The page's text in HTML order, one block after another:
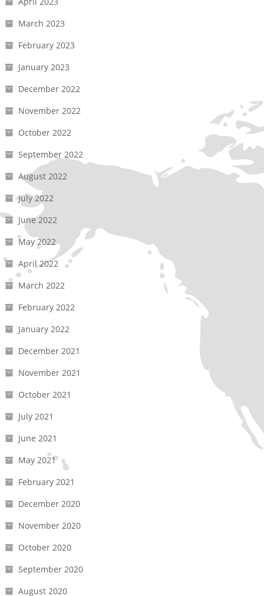
March 2023
February 2023
January 2023
December 2022
November 2022
October 2022
September 2022
August 2022
July 2022
June 2022
May 2022
April 2022
March 2022
February 2022
January 2022
December 2021
November 2021
October 2021
July 2021
June 2021
May 2021
February 2021
December 2020
November 2020
October 2020
September 2020
August 2020